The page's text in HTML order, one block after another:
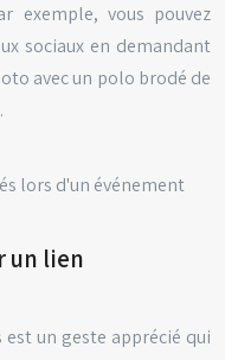
exemple, vous pouvez
sociaux en demandant
avec un polo brodé de
un lien
un geste apprécié qui